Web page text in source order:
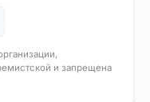
и запрещена